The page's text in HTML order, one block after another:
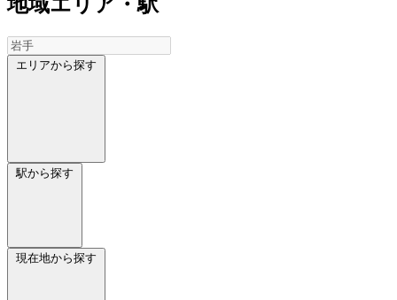
地域エリア・駅
エリアから探す
駅から探す
現在地から探す